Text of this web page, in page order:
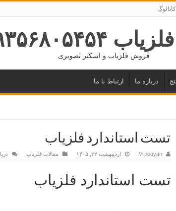
کاتالوگ
۰۹۳۵۶۸۰۵۴۵۴
فروش فلزیاب و اسکنر تصویری
درباره ما ارتباط با ما
تست استاندارد فلزیاب
M pouyan اردیبهشت ۲۲, ۱۴۰۵ مقالات فلزیاب
تست استاندارد فلزیاب